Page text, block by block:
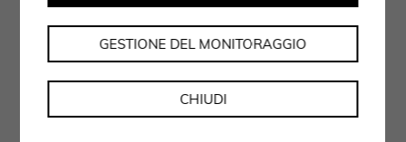
CHIUDI
GESTIONE DEL MONITORAGGIO